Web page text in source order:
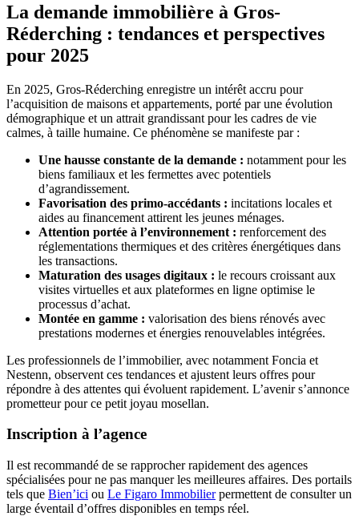
La demande immobilière à Gros-
Réderching : tendances et perspectives
pour 2025
En 2025, Gros-Réderching enregistre un intérêt accru pour
l’acquisition de maisons et appartements, porté par une évolution
démographique et un attrait grandissant pour les cadres de vie
calmes, à taille humaine. Ce phénomène se manifeste par :
Une hausse constante de la demande : notamment pour les
biens familiaux et les fermettes avec potentiels
d’agrandissement.
Favorisation des primo-accédants : incitations locales et
aides au financement attirent les jeunes ménages.
Attention portée à l’environnement : renforcement des
réglementations thermiques et des critères énergétiques dans
les transactions.
Maturation des usages digitaux : le recours croissant aux
visites virtuelles et aux plateformes en ligne optimise le
processus d’achat.
Montée en gamme : valorisation des biens rénovés avec
prestations modernes et énergies renouvelables intégrées.
Les professionnels de l’immobilier, avec notamment Foncia et
Nestenn, observent ces tendances et ajustent leurs offres pour
répondre à des attentes qui évoluent rapidement. L’avenir s’annonce
prometteur pour ce petit joyau mosellan.
Inscription à l’agence
Il est recommandé de se rapprocher rapidement des agences
spécialisées pour ne pas manquer les meilleures affaires. Des portails
tels que Bien’ici ou Le Figaro Immobilierpermettent de consulter un
large éventail d’offres disponibles en temps réel.